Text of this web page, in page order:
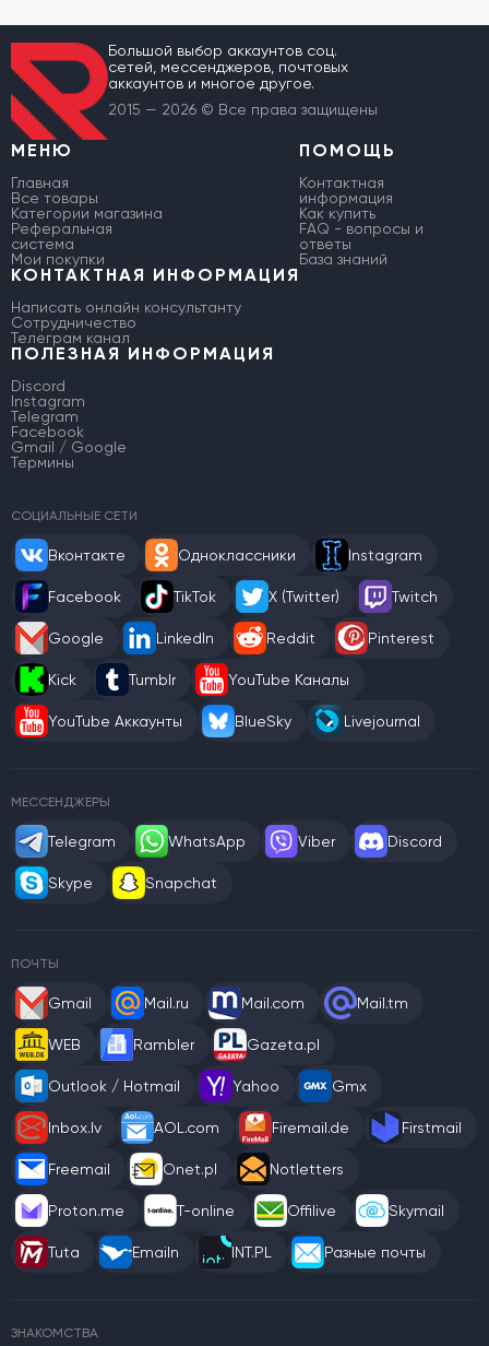
Большой выбор аккаунтов соц.
сетей, мессенджеров, почтовых
аккаунтов и многое другое.
2015 — 2026 © Все права защищены
МЕНЮ
Главная
Все товары
Категории магазина
Реферальная
система
Мои покупки
ПОМОЩЬ
Контактная
информация
Как купить
FAQ - вопросы и
ответы
База знаний
КОНТАКТНАЯ ИНФОРМАЦИЯ
Написать онлайн консультанту
Сотрудничество
Телеграм канал
ПОЛЕЗНАЯ ИНФОРМАЦИЯ
Discord
Instagram
Telegram
Facebook
Gmail / Google
Термины
СОЦИАЛЬНЫЕ СЕТИ
Вконтакте Одноклассники Instagram
Facebook TikTok X (Twitter) Twitch
Google LinkedIn Reddit Pinterest
Kick Tumblr YouTube Каналы
YouTube Аккаунты BlueSky Livejournal
МЕССЕНДЖЕРЫ
Telegram WhatsApp Viber Discord
Skype Snapchat
ПОЧТЫ
Gmail Mail.ru Mail.com Mail.tm
WEB Rambler Gazeta.pl
Outlook / Hotmail Yahoo Gmx
Inbox.lv AOL.com Firemail.de Firstmail
Freemail Onet.pl Notletters
Proton.me T-online Offilive Skymail
Tuta Emailn INT.PL Разные почты
ЗНАКОМСТВА